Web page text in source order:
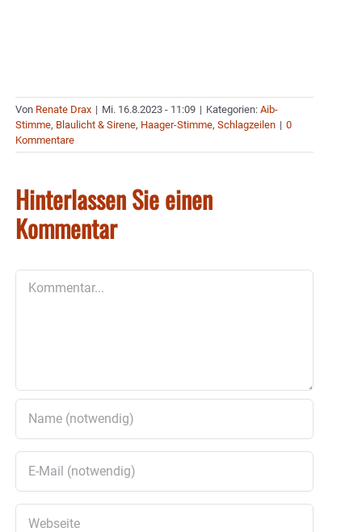
Von Renate Drax | Mi. 16.8.2023 - 11:09 | Kategorien: Aib-
Stimme, Blaulicht & Sirene, Haager-Stimme, Schlagzeilen | 0
Kommentare
Hinterlassen Sie einen
Kommentar